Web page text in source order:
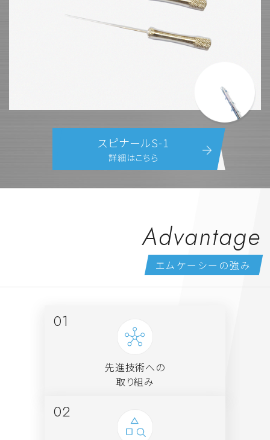
スピナールS-1
詳細はこちら
Advantage
エムケーシーの強み
先進技術への
取り組み